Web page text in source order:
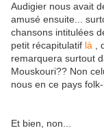
Audigier nous avait
amusé ensuite...
chansons intitulées
petit récapitulatif là
remarquera surtout
Mouskouri?? Non
nous en ce pays
Et bien, non...